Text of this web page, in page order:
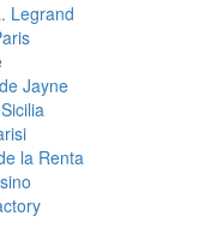
Legrand
Jayne
la Renta